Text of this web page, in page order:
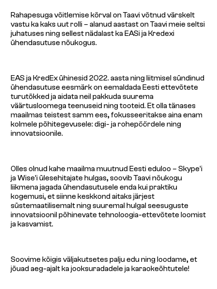
Rahapesuga võitlemise kõrval on Taavi võtnud värskelt
vastu ka kaks uut rolli – alanud aastast on Taavi meie seltsi
juhatuses ning sellest nädalast ka EASi ja Kredexi
ühendasutuse nõukogus.
EAS ja KredEx ühinesid 2022. aasta ning liitmisel sündinud
ühendasutuse eesmärk on eemaldada Eesti ettevõtete
turutõkked ja aidata neil pakkuda suurema
väärtusloomega teenuseid ning tooteid. Et olla tänases
maailmas teistest samm ees, fokusseeritakse aina enam
kolmele põhitegevusele: digi- ja rohepöördele ning
innovatsioonile.
Olles olnud kahe maailma muutnud Eesti eduloo – Skype'i
ja Wise'i ülesehitajate hulgas, soovib Taavi nõukogu
liikmena jagada ühendasutusele enda kui praktiku
kogemusi, et siinne keskkond aitaks järjest
süstemaatilisemalt ning suuremal hulgal seesuguste
innovatsioonil põhinevate tehnoloogia-ettevõtete loomist
ja kasvamist.
Soovime kõigis väljakutsetes palju edu ning loodame, et
jõuad aeg-ajalt ka jooksuradadele ja karaokeõhtutele!